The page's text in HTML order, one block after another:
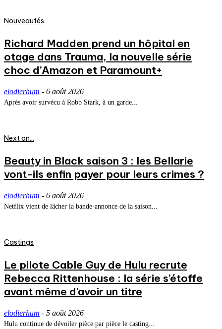
Nouveautés
Richard Madden prend un hôpital en
otage dans Trauma, la nouvelle série
choc d’Amazon et Paramount+
elodierhum - 6 août 2026
Après avoir survécu à Robb Stark, à un garde...
Next on...
Beauty in Black saison 3 : les Bellarie
vont-ils enfin payer pour leurs crimes ?
elodierhum - 6 août 2026
Netflix vient de lâcher la bande-annonce de la saison...
Castings
Le pilote Cable Guy de Hulu recrute
Rebecca Rittenhouse : la série s’étoffe
avant même d’avoir un titre
elodierhum - 5 août 2026
Hulu continue de dévoiler pièce par pièce le casting...